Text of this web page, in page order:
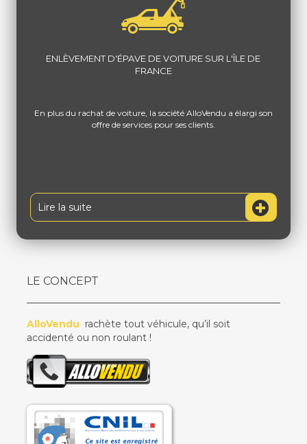
ENLÈVEMENT D'ÉPAVE DE VOITURE SUR L'ÎLE DE
FRANCE
En plus du rachat de voiture, la société AlloVendu a élargi son
offre de services pour ses clients.
Lire la suite
LE CONCEPT
AlloVendu rachète tout véhicule, qu’il soit
accidenté ou non roulant !